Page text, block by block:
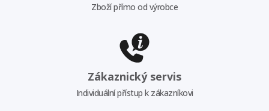
Zboží přímo od výrobce
Zákaznický servis
Individuální přístup k zákazníkovi